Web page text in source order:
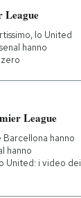
League
lo United
hanno
League
Barcellona hanno
hanno
United: i video dei